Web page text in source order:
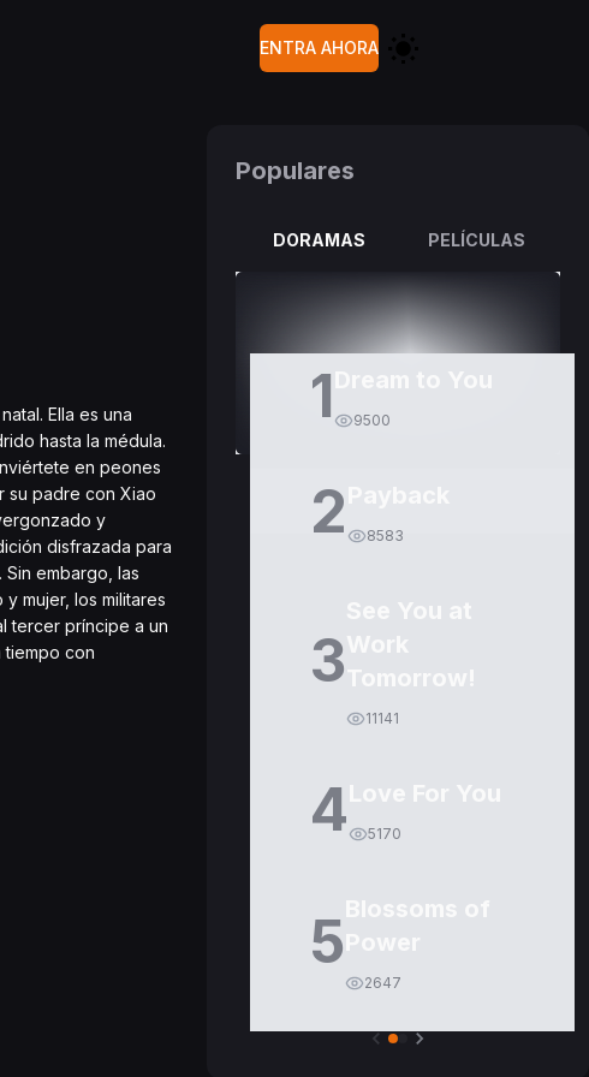
ENTRA AHORA
Ella es una
hasta la médula.
en peones
su padre con Xiao
y
disfrazada para
embargo, las
mujer, los militares
tercer príncipe a un
tiempo con
Populares
DORAMAS PELÍCULAS
1 9500
2 8583
3
11141
4 5170
5
2647